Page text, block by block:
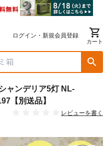
ログイン・新規会員登録
カート
ャンデリア5灯 NL-
【別送品】
レビューを書く